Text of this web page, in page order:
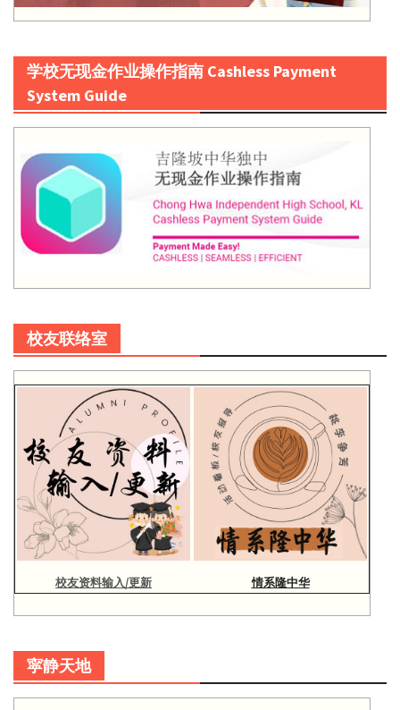
学校无现金作业操作指南 Cashless Payment
System Guide
校友联络室
校友资料输入/更新 情系隆中华
寜静天地